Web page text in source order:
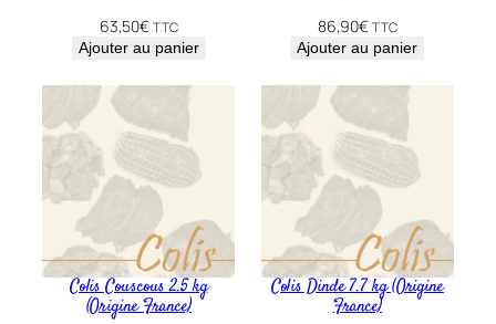
O
r
g
i
e
F
63,50€ TTC
Ajouter au panier
86,90€ TTC
Ajouter au panier
Colis Couscous 2.5 kg
(Origine France)
Colis Dinde 7.7 kg (Origine
France)